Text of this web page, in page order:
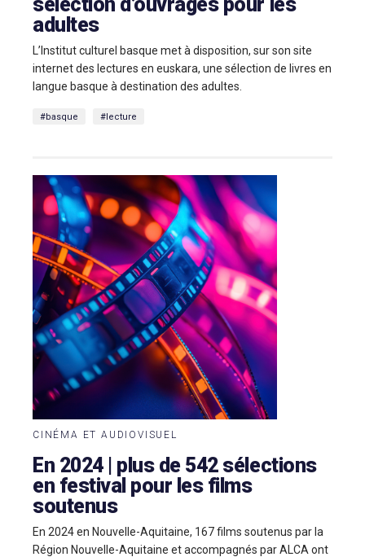
adultes
L’Institut culturel basque met à disposition, sur son site
internet des lectures en euskara, une sélection de livres en
langue basque à destination des adultes.
#basque #lecture
CINÉMA ET AUDIOVISUEL
En 2024 | plus de 542 sélections
en festival pour les films
soutenus
En 2024 en Nouvelle-Aquitaine, 167 films soutenus par la
Région Nouvelle-Aquitaine et accompagnés par ALCA ont